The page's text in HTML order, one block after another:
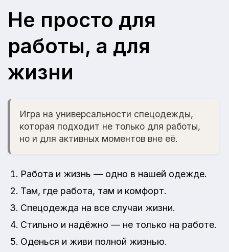
Не просто для
работы, а для
жизни
Игра на универсальности спецодежды,
которая подходит не только для работы,
но и для активных моментов вне её.
Работа и жизнь — одно в нашей одежде.
Там, где работа, там и комфорт.
Спецодежда на все случаи жизни.
Стильно и надёжно — не только на работе.
Оденься и живи полной жизнью.